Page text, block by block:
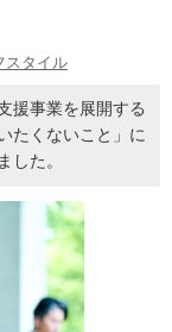
スタイル
援事業を展開する
たくないこと」に
した。